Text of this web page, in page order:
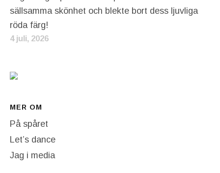
sällsamma skönhet och blekte bort dess ljuvliga
röda färg!
4 juli, 2026
MER OM
På spåret
Let’s dance
Jag i media